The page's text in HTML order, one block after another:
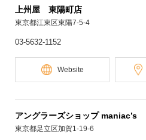
上州屋 東陽町店
東京都江東区東陽7-5-4
03-5632-1152
Website
アングラーズショップ maniac’s
東京都足立区加賀1-19-6